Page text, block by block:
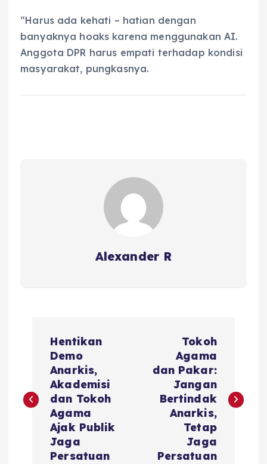
“Harus ada kehati – hatian dengan
banyaknya hoaks karena menggunakan AI.
Anggota DPR harus empati terhadap kondisi
masyarakat, pungkasnya.
Alexander R
s
Hentikan
Demo
Anarkis,
Akademisi
dan Tokoh
Agama
Ajak Publik
Jaga
Persatuan
Tokoh
Agama
dan Pakar:
Jangan
Bertindak
Anarkis,
Tetap
Jaga
Persatuan